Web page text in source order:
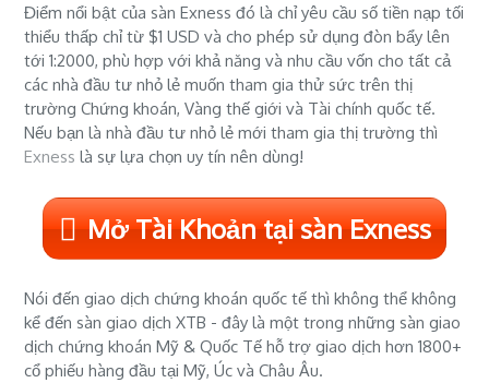
Điểm nổi bật của sàn Exness đó là chỉ yêu cầu số tiền nạp tối
thiểu thấp chỉ từ $1 USD và cho phép sử dụng đòn bẩy lên
tới 1:2000, phù hợp với khả năng và nhu cầu vốn cho tất cả
các nhà đầu tư nhỏ lẻ muốn tham gia thử sức trên thị
trường Chứng khoán, Vàng thế giới và Tài chính quốc tế.
Nếu bạn là nhà đầu tư nhỏ lẻ mới tham gia thị trường thì
Exness là sự lựa chọn uy tín nên dùng!
Mở Tài Khoản tại sàn Exness
Nói đến giao dịch chứng khoán quốc tế thì không thể không
kể đến sàn giao dịch XTB - đây là một trong những sàn giao
dịch chứng khoán Mỹ & Quốc Tế hỗ trợ giao dịch hơn 1800+
cổ phiếu hàng đầu tại Mỹ, Úc và Châu Âu.